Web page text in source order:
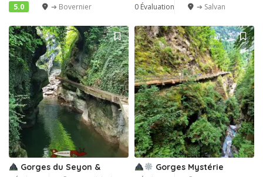
5.0 ➔ Bovernier 0 Évaluation ➔ Salvan
Gorges du Seyon & Gorges Mystérie